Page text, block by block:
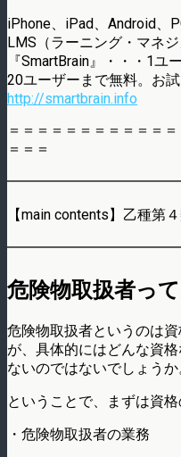
iPhone、iPad、Android、
LMS（ラーニング・マネジ
『SmartBrain』・・・1
20ユーザーまで無料。お
http://smartbrain.info
＝＝＝＝＝＝＝＝＝＝＝
＝＝＝
【main contents】乙種第
危険物取扱者っ
危険物取扱者というのは
が、具体的にはどんな資
ないのではないでしょうか
ということで、まずは資
・危険物取扱者の業務